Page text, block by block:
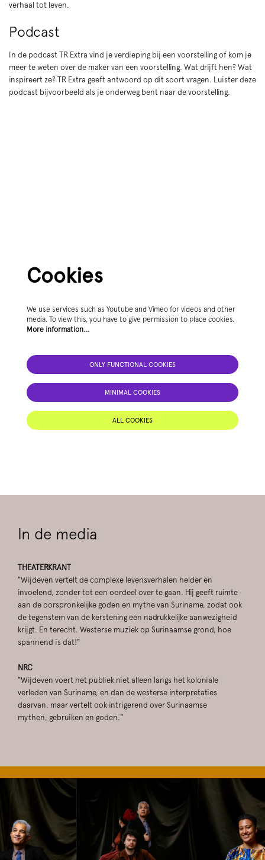
verhaal tot leven.
Podcast
In de podcast TR Extra vind je verdieping bij een voorstelling of kom je
meer te weten over de maker van een voorstelling. Wat drijft hen? Wat
inspireert ze? TR Extra geeft antwoord op dit soort vragen. Luister deze
podcast bijvoorbeeld als je onderweg bent naar de voorstelling.
Cookies
We use services such as Youtube and Vimeo for videos and other
media. To view this, you have to give permission to place cookies.
More information…
ONLY FUNCTIONAL COOKIES
MINIMAL COOKIES
ALL COOKIES
In de media
THEATERKRANT
"Wijdeven vertelt de complexe levensverhalen helder en
invoelend, zonder tot een oordeel over te gaan. Hij geeft ruimte
aan de oorspronkelijke goden en mythe van Suriname, zodat ook
de tegenstem van de kerstening een nadrukkelijke aanwezigheid
krijgt. En terecht. Westerse muziek op Surinaamse grond, hoe
spannend is dat!"
NRC
"Wijdeven voert het publiek niet alleen langs het koloniale
verleden van Suriname, en dan de westerse interpretaties
daarvan, maar vertelt ook intrigerend over Surinaamse
mythen, gebruiken en goden."
in